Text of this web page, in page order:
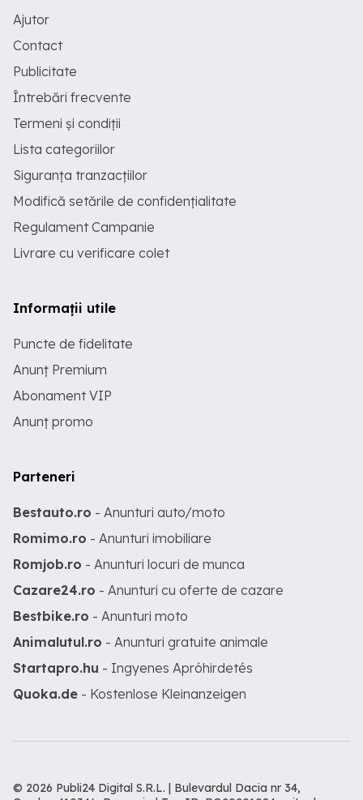
Ajutor
Contact
Publicitate
Întrebări frecvente
Termeni și condiții
Lista categoriilor
Siguranța tranzacțiilor
Modifică setările de confidențialitate
Regulament Campanie
Livrare cu verificare colet
Informații utile
Puncte de fidelitate
Anunț Premium
Abonament VIP
Anunț promo
Parteneri
Bestauto.ro - Anunturi auto/moto
Romimo.ro - Anunturi imobiliare
Romjob.ro - Anunturi locuri de munca
Cazare24.ro - Anunturi cu oferte de cazare
Bestbike.ro - Anunturi moto
Animalutul.ro - Anunturi gratuite animale
Startapro.hu - Ingyenes Apróhirdetés
Quoka.de - Kostenlose Kleinanzeigen
© 2026 Publi24 Digital S.R.L. | Bulevardul Dacia nr 34,